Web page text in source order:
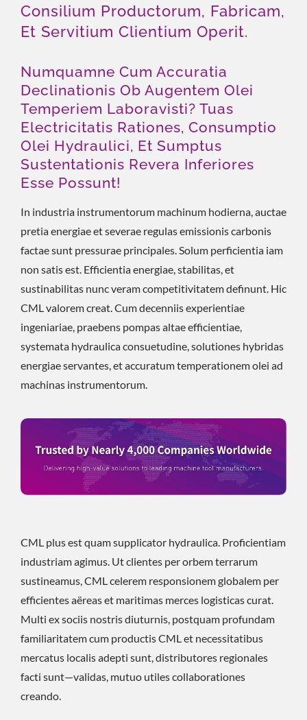
Consilium Productorum, Fabricam,
Et Servitium Clientium Operit.
Numquamne Cum Accuratia
Declinationis Ob Augentem Olei
Temperiem Laboravisti? Tuas
Electricitatis Rationes, Consumptio
Olei Hydraulici, Et Sumptus
Sustentationis Revera Inferiores
Esse Possunt!
In industria instrumentorum machinum hodierna, auctae
pretia energiae et severae regulas emissionis carbonis
factae sunt pressurae principales. Solum perficientia iam
non satis est. Efficientia energiae, stabilitas, et
sustinabilitas nunc veram competitivitatem definunt. Hic
CML valorem creat. Cum decenniis experientiae
ingeniariae, praebens pompas altae efficientiae,
systemata hydraulica consuetudine, solutiones hybridas
energiae servantes, et accuratum temperationem olei ad
machinas instrumentorum.
CML plus est quam supplicator hydraulica. Proficientiam
industriam agimus. Ut clientes per orbem terrarum
sustineamus, CML celerem responsionem globalem per
efficientes aëreas et maritimas merces logisticas curat.
Multi ex sociis nostris diuturnis, postquam profundam
familiaritatem cum productis CML et necessitatibus
mercatus localis adepti sunt, distributores regionales
facti sunt—validas, mutuo utiles collaborationes
creando.